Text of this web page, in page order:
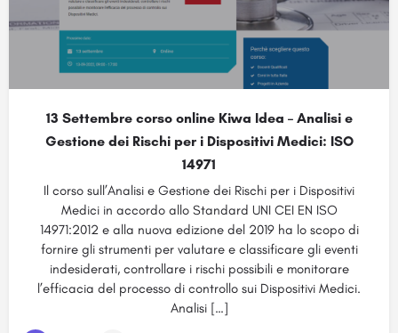
13 Settembre corso online Kiwa Idea – Analisi e
Gestione dei Rischi per i Dispositivi Medici: ISO
14971
Il corso sull’Analisi e Gestione dei Rischi per i Dispositivi
Medici in accordo allo Standard UNI CEI EN ISO
14971:2012 e alla nuova edizione del 2019 ha lo scopo di
fornire gli strumenti per valutare e classificare gli eventi
indesiderati, controllare i rischi possibili e monitorare
l’efficacia del processo di controllo sui Dispositivi Medici.
Analisi […]